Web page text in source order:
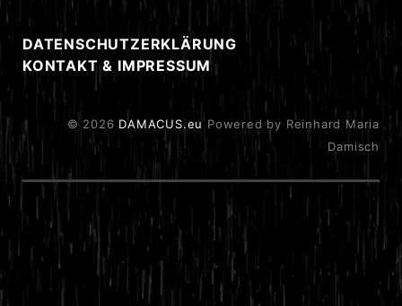
DATENSCHUTZERKLÄRUNG
KONTAKT & IMPRESSUM
© 2026 DAMACUS.eu Powered by Reinhard Maria
Damisch